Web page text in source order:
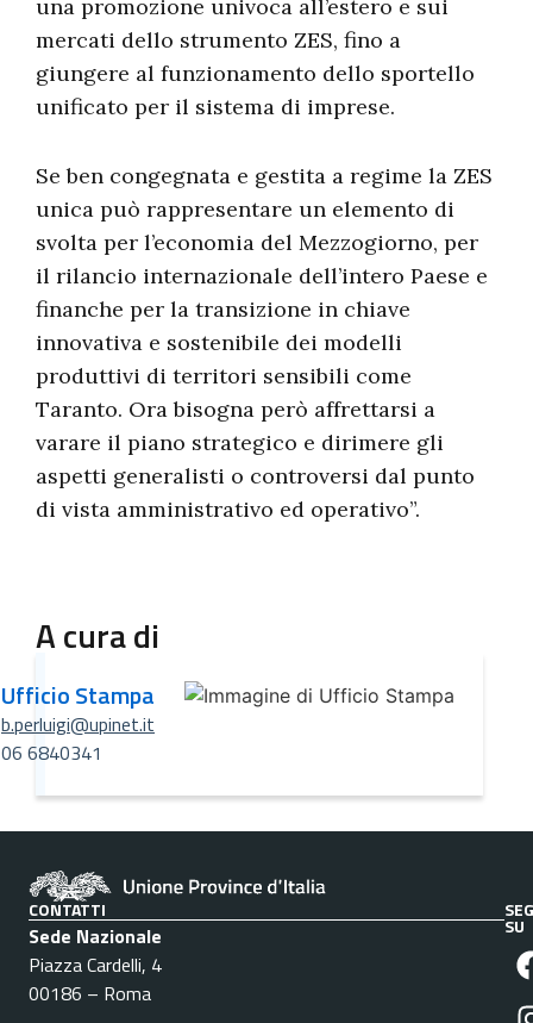
una promozione univoca all’estero e sui
mercati dello strumento ZES, fino a
giungere al funzionamento dello sportello
unificato per il sistema di imprese.
Se ben congegnata e gestita a regime la ZES
unica può rappresentare un elemento di
svolta per l’economia del Mezzogiorno, per
il rilancio internazionale dell’intero Paese e
finanche per la transizione in chiave
innovativa e sostenibile dei modelli
produttivi di territori sensibili come
Taranto. Ora bisogna però affrettarsi a
varare il piano strategico e dirimere gli
aspetti generalisti o controversi dal punto
di vista amministrativo ed operativo”.
A cura di
Ufficio Stampa
b.perluigi@upinet.it
06 6840341
CONTATTI
Sede Nazionale
Piazza Cardelli, 4
00186 – Roma
SU